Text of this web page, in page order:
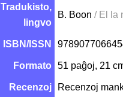
Tradukisto,
lingvo
B. Boon / El la
ISBN/ISSN
Formato 51 paĝoj, 21
Recenzoj Recenzoj